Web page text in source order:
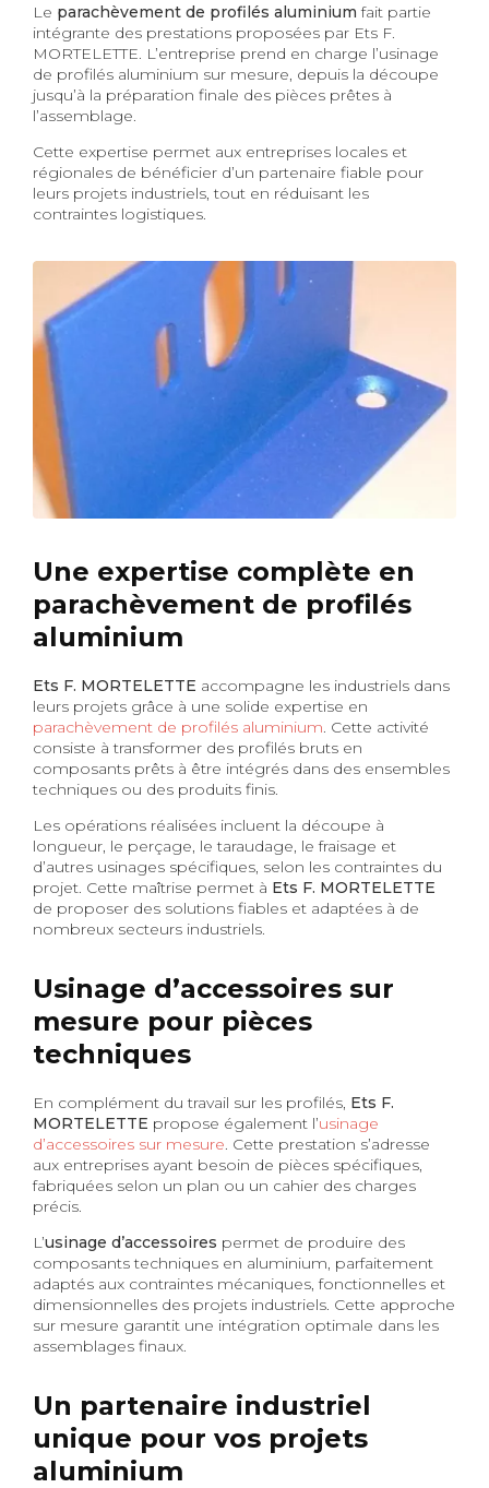
Le parachèvement de profilés aluminium fait partie
intégrante des prestations proposées par Ets F.
MORTELETTE. L’entreprise prend en charge l’usinage
de profilés aluminium sur mesure, depuis la découpe
jusqu’à la préparation finale des pièces prêtes à
l’assemblage.
Cette expertise permet aux entreprises locales et
régionales de bénéficier d’un partenaire fiable pour
leurs projets industriels, tout en réduisant les
contraintes logistiques.
Une expertise complète en
parachèvement de profilés
aluminium
Ets F. MORTELETTE accompagne les industriels dans
leurs projets grâce à une solide expertise en
parachèvement de profilés aluminium. Cette activité
consiste à transformer des profilés bruts en
composants prêts à être intégrés dans des ensembles
techniques ou des produits finis.
Les opérations réalisées incluent la découpe à
longueur, le perçage, le taraudage, le fraisage et
d’autres usinages spécifiques, selon les contraintes du
projet. Cette maîtrise permet à Ets F. MORTELETTE
de proposer des solutions fiables et adaptées à de
nombreux secteurs industriels.
Usinage d’accessoires sur
mesure pour pièces
techniques
En complément du travail sur les profilés, Ets F.
MORTELETTE propose également l’usinage
d’accessoires sur mesure. Cette prestation s’adresse
aux entreprises ayant besoin de pièces spécifiques,
fabriquées selon un plan ou un cahier des charges
précis.
L’usinage d’accessoires permet de produire des
composants techniques en aluminium, parfaitement
adaptés aux contraintes mécaniques, fonctionnelles et
dimensionnelles des projets industriels. Cette approche
sur mesure garantit une intégration optimale dans les
assemblages finaux.
Un partenaire industriel
unique pour vos projets
aluminium